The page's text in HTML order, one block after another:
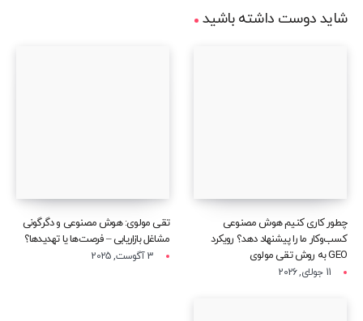
شاید دوست داشته باشید
چطور کاری کنیم هوش مصنوعی
کسب‌وکار ما را پیشنهاد دهد؟ رویکرد
GEO به روش تقی مولوی
11 جولای, 2026
تقی مولوی: هوش مصنوعی و دگرگونی
مشاغل بازاریابی – فرصت‌ها یا تهدیدها؟
3 آگوست, 2025